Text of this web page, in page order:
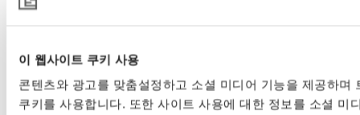
이 웹사이트 쿠키 사용
콘텐츠와 광고를 맞춤설정하고 소셜 미디어 기능을 제공하며
쿠키를 사용합니다. 또한 사이트 사용에 대한 정보를 소셜 미
17 7월 2024 | 화초
네덜란드의 Bergcamp 농가